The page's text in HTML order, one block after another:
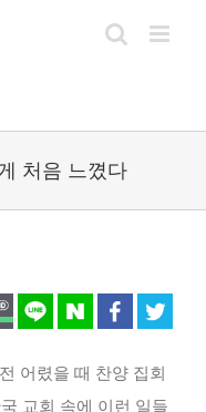
처음 느꼈다
어렸을 때 찬양 집회
교회 속에 이런 일들